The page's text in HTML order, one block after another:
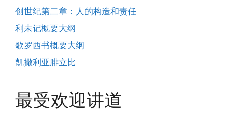
创世纪第二章：人的构造和责任
利未记概要大纲
歌罗西书概要大纲
凯撒利亚腓立比
最受欢迎讲道